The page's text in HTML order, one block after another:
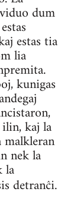
dum
estas tia
lia
kunigas
kaj la
nek la
la
detranĉi.